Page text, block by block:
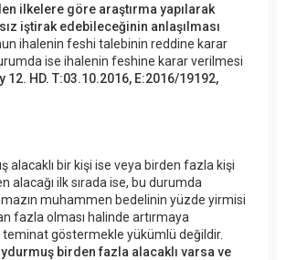
ilkelere göre araştırma yapılarak
iştirak edebileceğinin anlaşılması
ihalenin feshi talebinin reddine karar
ise ihalenin feshine karar verilmesi
12. HD. T:03.10.2016, E:2016/19192,
alacaklı bir kişi ise veya birden fazla kişi
alacağı ilk sırada ise, bu durumda
muhammen bedelinin yüzde yirmisi
fazla olması halinde artırmaya
teminat göstermekle yükümlü değildir.
birden fazla alacaklı varsa ve